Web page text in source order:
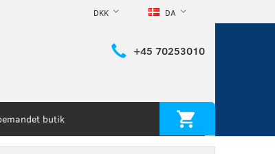
DA
DKK
+45 70253010
butik